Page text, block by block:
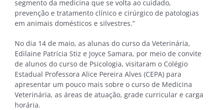
segmento da medicina que se volta ao cuidado,
prevenção e tratamento clínico e cirúrgico de patologias
em animais domésticos e silvestres.”
No dia 14 de maio, as alunas do curso da Veterinária,
Edilaine Patrícia Stiz e Joyce Samara, por meio de convite
de alunos do curso de Psicologia, visitaram o Colégio
Estadual Professora Alice Pereira Alves (CEPA) para
apresentar um pouco mais sobre o curso de Medicina
Veterinária, as áreas de atuação, grade curricular e carga
horária.